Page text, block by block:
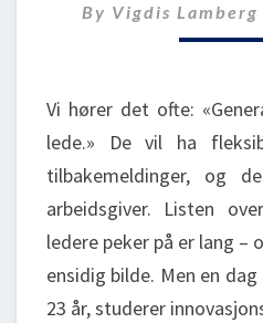
By Vigdis Lamberg
Vi hører det ofte:
lede.» De vil ha
tilbakemeldinger, og
arbeidsgiver. Listen
ledere peker på er lang –
ensidig bilde. Men en
23 år, studerer